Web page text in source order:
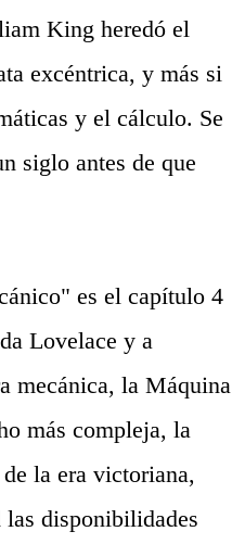
King heredó el
excéntrica, y más si
y el cálculo. Se
siglo antes de que
es el capítulo 4
Lovelace y a
mecánica, la Máquina
más compleja, la
la era victoriana,
las disponibilidades